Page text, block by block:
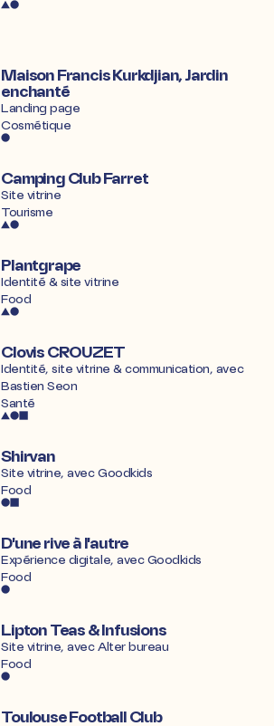
Maison Francis Kurkdjian, Jardin
enchanté
Landing page
Cosmétique
Camping Club Farret
Site vitrine
Tourisme
Plantgrape
Identité & site vitrine
Food
Clovis CROUZET
Identité, site vitrine & communication, avec
Bastien Seon
Santé
Shirvan
Site vitrine, avecGoodkids
Food
D'une rive à l'autre
Expérience digitale, avecGoodkids
Food
Lipton Teas & Infusions
Site vitrine, avecAlter bureau
Food
Toulouse Football Club